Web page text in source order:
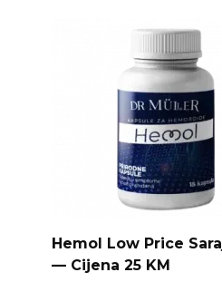
Hemol Low Price
— Cijena 25 KM